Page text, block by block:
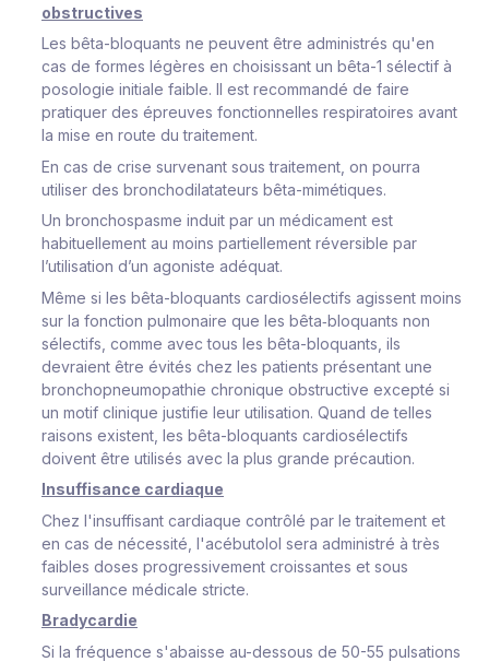
obstructives
Les bêta-bloquants ne peuvent être administrés qu'en
cas de formes légères en choisissant un bêta-1 sélectif à
posologie initiale faible. Il est recommandé de faire
pratiquer des épreuves fonctionnelles respiratoires avant
la mise en route du traitement.
En cas de crise survenant sous traitement, on pourra
utiliser des bronchodilatateurs bêta-mimétiques.
Un bronchospasme induit par un médicament est
habituellement au moins partiellement réversible par
l’utilisation d’un agoniste adéquat.
Même si les bêta-bloquants cardiosélectifs agissent moins
sur la fonction pulmonaire que les bêta‑bloquants non
sélectifs, comme avec tous les bêta-bloquants, ils
devraient être évités chez les patients présentant une
bronchopneumopathie chronique obstructive excepté si
un motif clinique justifie leur utilisation. Quand de telles
raisons existent, les bêta-bloquants cardiosélectifs
doivent être utilisés avec la plus grande précaution.
Insuffisance cardiaque
Chez l'insuffisant cardiaque contrôlé par le traitement et
en cas de nécessité, l'acébutolol sera administré à très
faibles doses progressivement croissantes et sous
surveillance médicale stricte.
Bradycardie
Si la fréquence s'abaisse au-dessous de 50-55 pulsations